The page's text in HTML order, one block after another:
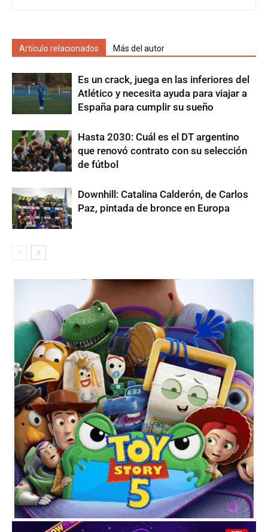
Artículo relacionados Más del autor
Es un crack, juega en las inferiores del
Atlético y necesita ayuda para viajar a
España para cumplir su sueño
Hasta 2030: Cuál es el DT argentino
que renovó contrato con su selección
de fútbol
Downhill: Catalina Calderón, de Carlos
Paz, pintada de bronce en Europa